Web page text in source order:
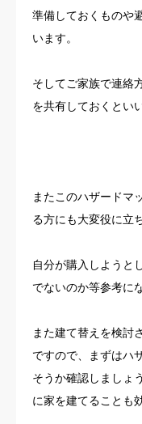
準備しておくものや
います。
そしてご家族で連絡
を共有しておくとい
またこのハザードマ
る方にも大変役に立
自分が購入しようと
でないのか等参考に
また建て替えを検討
ですので、まずはハ
そうか確認しましょ
に家を建てることも